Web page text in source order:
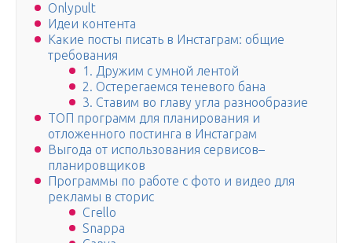
Onlypult
Идеи контента
Какие посты писать в Инстаграм: общие
требования
1. Дружим с умной лентой
2. Остерегаемся теневого бана
3. Ставим во главу угла разнообразие
ТОП программ для планирования и
отложенного постинга в Инстаграм
Выгода от использования сервисов–
планировщиков
Программы по работе с фото и видео для
рекламы в сторис
Crello
Snappa